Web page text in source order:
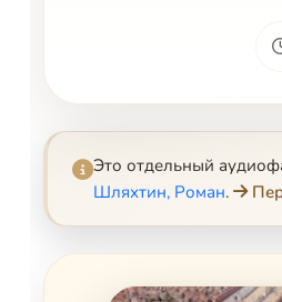
Это отдельный
Шляхтин, Роман.